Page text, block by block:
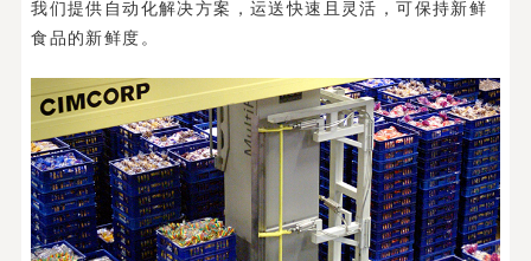
我们提供自动化解决方案，运送快速且灵活，可保持新鲜
食品的新鲜度。